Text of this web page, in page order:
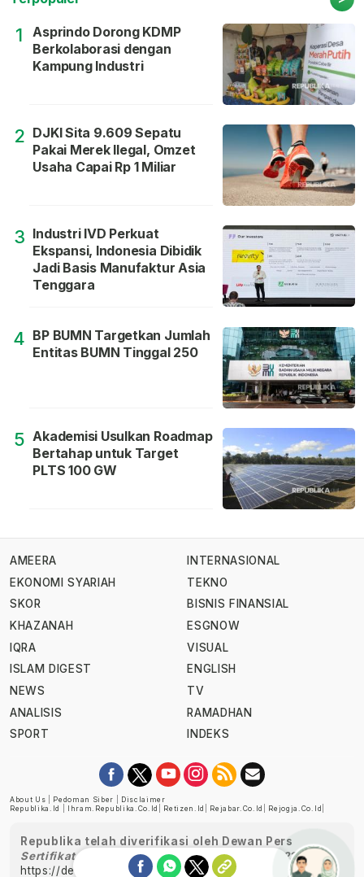
1
Asprindo Dorong KDMP
Berkolaborasi dengan
Kampung Industri
2 DJKI Sita 9.609 Sepatu
Pakai Merek Ilegal, Omzet
Usaha Capai Rp 1 Miliar
3 Industri IVD Perkuat
Ekspansi, Indonesia Dibidik
Jadi Basis Manufaktur Asia
Tenggara
4 BP BUMN Targetkan Jumlah
Entitas BUMN Tinggal 250
5 Akademisi Usulkan Roadmap
Bertahap untuk Target
PLTS 100 GW
AMEERA
EKONOMI SYARIAH
SKOR
KHAZANAH
IQRA
ISLAM DIGEST
NEWS
ANALISIS
SPORT
INTERNASIONAL
TEKNO
BISNIS FINANSIAL
ESGNOW
VISUAL
ENGLISH
TV
RAMADHAN
INDEKS
About Us Pedoman Siber
Disclaimer
Republika.id
Ihram.republika.co.id Retizen.id Rejabar.co.id Rejogja.co.id
Republika telah diverifikasi oleh Dewan Pers
Sertifikat Nomor 1058/DP-Verifikasi/K/XII/2022
https://dewanpers.or.id/data/perusahaanpers